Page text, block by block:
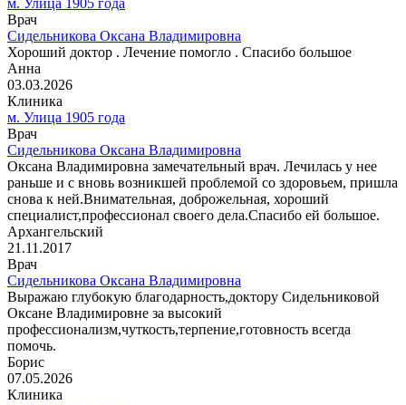
м. Улица 1905 года
Врач
Сидельникова Оксана Владимировна
Хороший доктор . Лечение помогло . Спасибо большое
Анна
03.03.2026
Клиника
м. Улица 1905 года
Врач
Сидельникова Оксана Владимировна
Оксана Владимировна замечательный врач. Лечилась у нее
раньше и с вновь возникшей проблемой со здоровьем, пришла
снова к ней.Внимательная, доброжельная, хороший
специалист,профессионал своего дела.Спасибо ей большое.
Архангельский
21.11.2017
Врач
Сидельникова Оксана Владимировна
Выражаю глубокую благодарность,доктору Сидельниковой
Оксане Владимировне за высокий
профессионализм,чуткость,терпение,готовность всегда
помочь.
Борис
07.05.2026
Клиника